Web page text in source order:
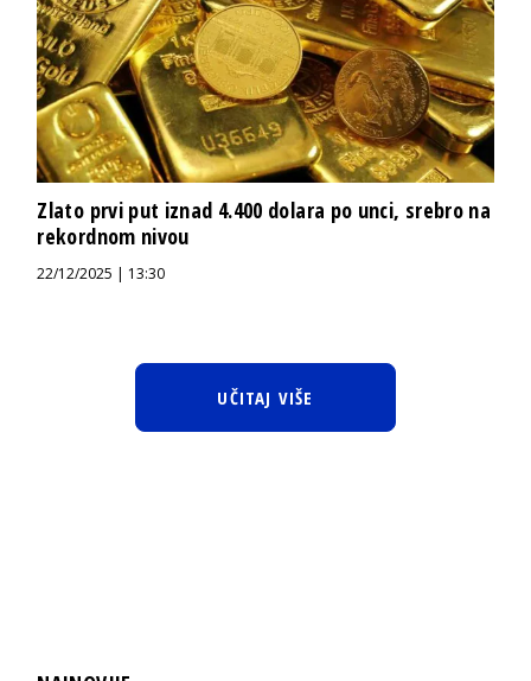
Zlato prvi put iznad 4.400 dolara po unci, srebro na
rekordnom nivou
22/12/2025 | 13:30
UČITAJ VIŠE